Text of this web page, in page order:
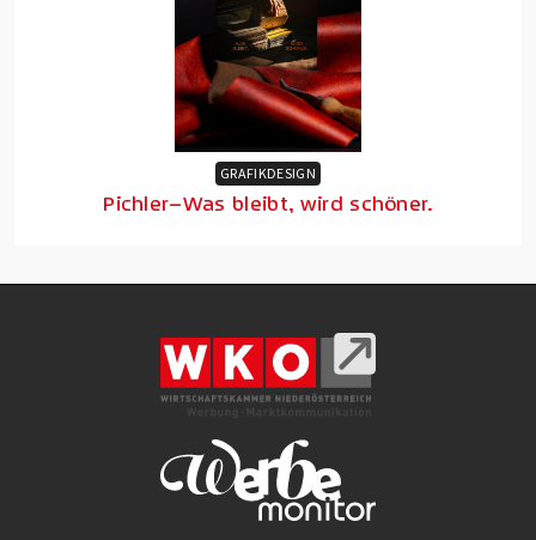
GRAFIKDESIGN
Pichler–Was bleibt, wird schöner.